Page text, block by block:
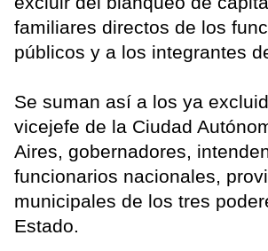
familiares directos de los
públicos y a los integrantes
Se suman así a los ya
vicejefe de la Ciudad
Aires, gobernadores,
funcionarios nacionales,
municipales de los tres
Estado.